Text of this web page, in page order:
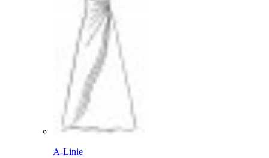
A-Linie